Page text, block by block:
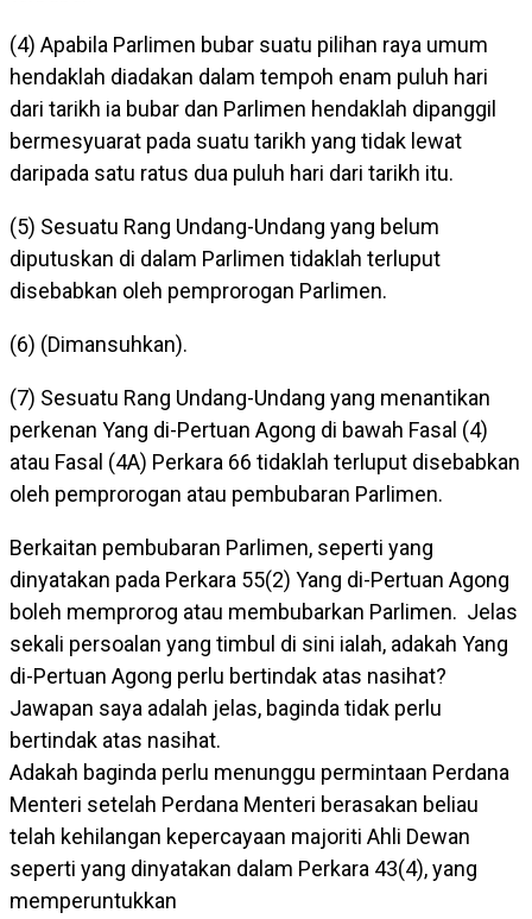
(4) Apabila Parlimen bubar suatu pilihan raya umum
hendaklah diadakan dalam tempoh enam puluh hari
dari tarikh ia bubar dan Parlimen hendaklah dipanggil
bermesyuarat pada suatu tarikh yang tidak lewat
daripada satu ratus dua puluh hari dari tarikh itu.
(5) Sesuatu Rang Undang-Undang yang belum
diputuskan di dalam Parlimen tidaklah terluput
disebabkan oleh pemprorogan Parlimen.
(6) (Dimansuhkan).
(7) Sesuatu Rang Undang-Undang yang menantikan
perkenan Yang di-Pertuan Agong di bawah Fasal (4)
atau Fasal (4A) Perkara 66 tidaklah terluput disebabkan
oleh pemprorogan atau pembubaran Parlimen.
Berkaitan pembubaran Parlimen, seperti yang
dinyatakan pada Perkara 55(2) Yang di-Pertuan Agong
boleh memprorog atau membubarkan Parlimen. Jelas
sekali persoalan yang timbul di sini ialah, adakah Yang
di-Pertuan Agong perlu bertindak atas nasihat?
Jawapan saya adalah jelas, baginda tidak perlu
bertindak atas nasihat.
Adakah baginda perlu menunggu permintaan Perdana
Menteri setelah Perdana Menteri berasakan beliau
telah kehilangan kepercayaan majoriti Ahli Dewan
seperti yang dinyatakan dalam Perkara 43(4), yang
memperuntukkan